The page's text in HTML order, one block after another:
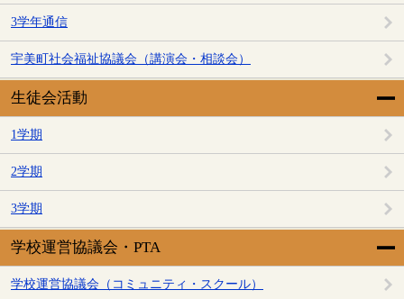
3学年通信
宇美町社会福祉協議会（講演会・相談会）
生徒会活動
1学期
2学期
3学期
学校運営協議会・PTA
学校運営協議会（コミュニティ・スクール）